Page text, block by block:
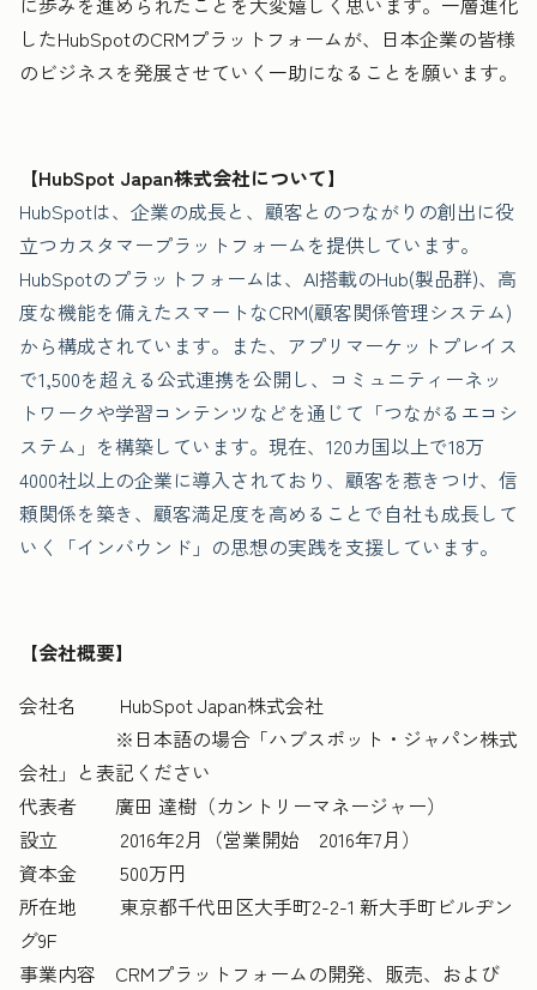
したHubSpotのCRMプラットフォームが、日本企業の皆様
のビジネスを発展させていく一助になることを願います。
【HubSpot Japan株式会社について】
HubSpotは、企業の成長と、顧客とのつながりの創出に役
立つカスタマープラットフォームを提供しています。
HubSpotのプラットフォームは、AI搭載のHub(製品群)、高
度な機能を備えたスマートなCRM(顧客関係管理システム)
から構成されています。また、アプリマーケットプレイス
で1,500を超える公式連携を公開し、コミュニティーネッ
トワークや学習コンテンツなどを通じて「つながるエコシ
ステム」を構築しています。現在、120カ国以上で18万
4000社以上の企業に導入されており、顧客を惹きつけ、信
頼関係を築き、顧客満足度を高めることで自社も成長して
いく「インバウンド」の思想の実践を支援しています。
【会社概要】
会社名 HubSpot Japan株式会社
※日本語の場合「ハブスポット・ジャパン株式
会社」と表記ください
代表者 廣田 達樹（カントリーマネージャー）
設立 2016年2月（営業開始 2016年7月）
資本金 500万円
所在地 東京都千代田区大手町2-2-1 新大手町ビルヂン
グ9F
事業内容 CRMプラットフォームの開発、販売、および